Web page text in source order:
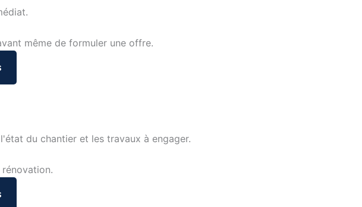
même de formuler une offre.
du chantier et les travaux à engager.